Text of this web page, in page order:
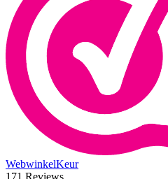
WebwinkelKeur
171 Reviews